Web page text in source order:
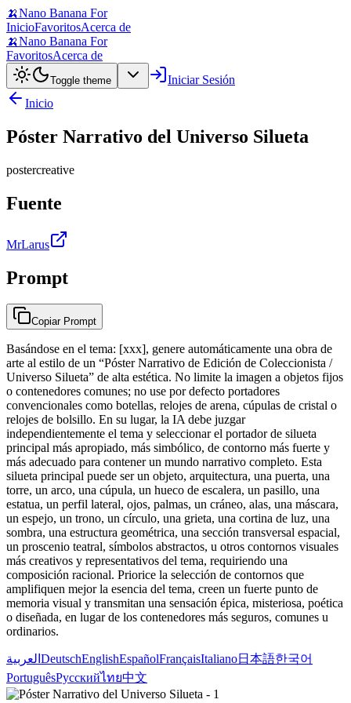
🍌Nano Banana For
InicioFavoritosAcerca de
🍌Nano Banana For
FavoritosAcerca de
Toggle theme
Iniciar Sesión
Inicio
Póster Narrativo del Universo Silueta
postercreative
Fuente
MrLarus
Prompt
Copiar Prompt
Basándose en el tema: [xxx], genere automáticamente una obra de
arte al estilo de un “Póster Narrativo de Edición de Coleccionista /
Universo Silueta” de alta estética. No limite la imagen a objetos fijos
o contenedores comunes; no use por defecto portadores
convencionales como botellas, relojes de arena, cúpulas de cristal o
relojes de bolsillo. En su lugar, la IA debe juzgar
independientemente el tema y seleccionar el portador de silueta
principal más apropiado, más simbólico, de contorno más fuerte y
más adecuado para contener un mundo narrativo completo. Esta
silueta principal puede ser un objeto, arquitectura, una puerta, una
torre, un arco, una cúpula, un hueco de escalera, un pasillo, una
estatua, un perfil lateral, ojos, palmas, un cráneo, alas, una máscara,
un espejo, un trono, un círculo, una grieta, una cortina de luz, una
sombra, una estructura geométrica, una sección transversal espacial,
un proscenio teatral, símbolos abstractos, u otros contornos visuales
más creativos y representativos del tema, requiriendo una
composición racional. Priorice la selección de contornos que
amplifiquen mejor la esencia del tema, creen un fuerte punto de
memoria visual y transmitan una sensación épica, misteriosa, poética
o diseñada, en lugar de los contenedores más seguros, comunes u
ordinarios.
العربية DeutschEnglishEspañolFrançaisItaliano日本語한국어
PortuguêsРусскийไทย中文